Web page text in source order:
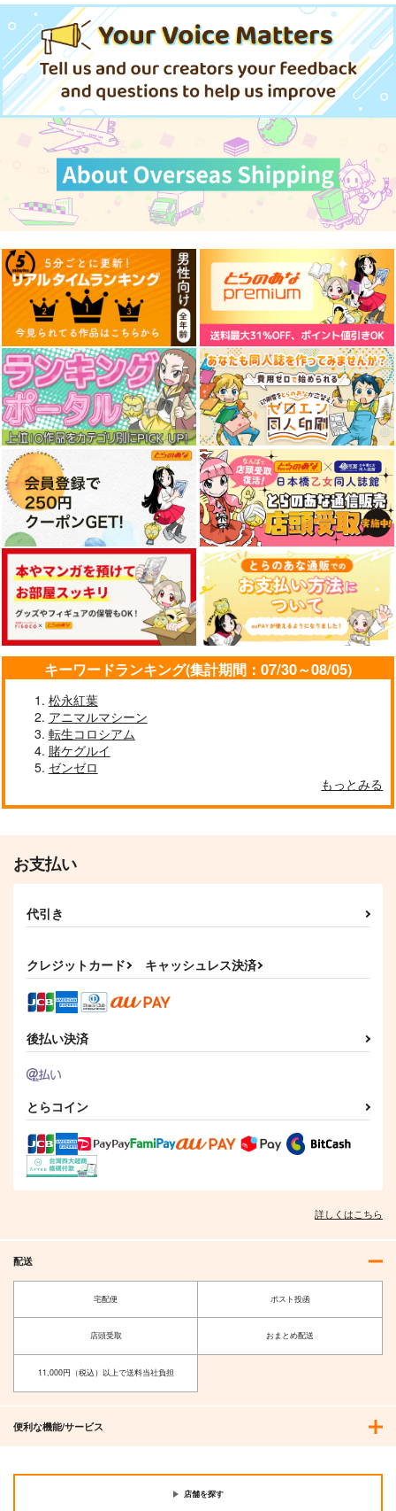
子（ブラットテイマ
ー/キン
グ engage！）
大洋図書
275円（税込）
サンプル
作品詳細
子（瞳が重なるゼロセ
ンチ）
竹書房
サンプル
子（フロウフルレメデ
ィ 下）
竹書房
275 （税込）
サンプル
【有償特典】8P小冊
子（吠える犬とくびっ
たけ）
シュークリーム
275円（税込）
サンプル
作品詳細
【有償特典】8P小冊
子（泣くは花模様）
大洋図書
275円（税込）
サンプル
作品詳細
【有償特典】8P小冊
子（つまさきの紫陽
花 1）
祥伝社
275 円（税込）
作品詳細
【有償特典】8P小冊
子（ささくれとシロッ
三交社
【有償特典】8P小冊
（税込）
子（蛇とライラック）
光文社
275円（税込）
ん 7）
KADOKAWA
310円（税込）
子（ユキちゃん愛して
る!）
海王社
275円 （税込）
作品詳細
【有償特典】8P小冊
と呼べ 2）
【有償特典】8P小冊
た）
竹書房
キーワードランキング(集計期間：07/30～08/05)
松永紅葉
アニマルマシーン
転生コロシアム
賭ケグルイ
ゼンゼロ
もっとみる
お支払い
代引き
クレジットカード キャッシュレス決済
後払い決済
とらコイン
詳しくはこちら
配送
宅配便 ポスト投函
店頭受取 おまとめ配送
11,000円（税込）以上で送料当社負担
便利な機能/サービス
店舗を探す